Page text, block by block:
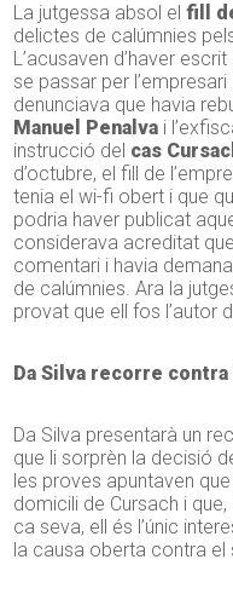
La jutgessa absol el fill
delictes de calúmnies
L’acusaven d’haver
se passar per l’empresari
denunciava que havia
Manuel Penalva i
instrucció del cas
d’octubre, el fill de
tenia el wi-fi obert i que
podria haver publicat
considerava acreditat
comentari i havia
de calúmnies. Ara la
provat que ell fos l’autor
Da Silva recorre
Da Silva presentarà un
que li sorprèn la decisió
les proves apuntaven
domicili de Cursach i
ca seva, ell és l’únic
la causa oberta contra el